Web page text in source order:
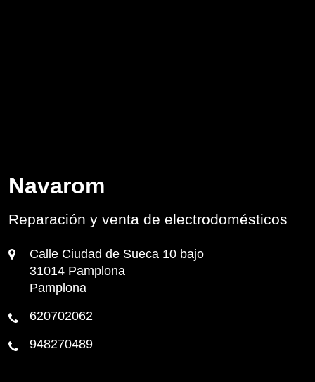
Navarom
Reparación y venta de electrodomésticos
Calle Ciudad de Sueca 10 bajo
31014 Pamplona
Pamplona
620702062
948270489